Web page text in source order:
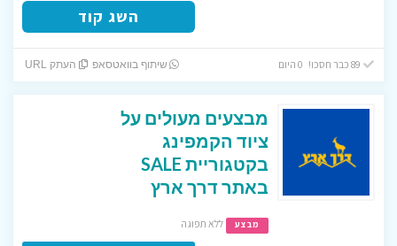
השג קוד
שיתוף בוואטסאפ העתק URL
מבצעים מעולים על
ציוד הקמפינג
בקטגוריית SALE
באתר דרך ארץ
מבצע ללא תפוגה